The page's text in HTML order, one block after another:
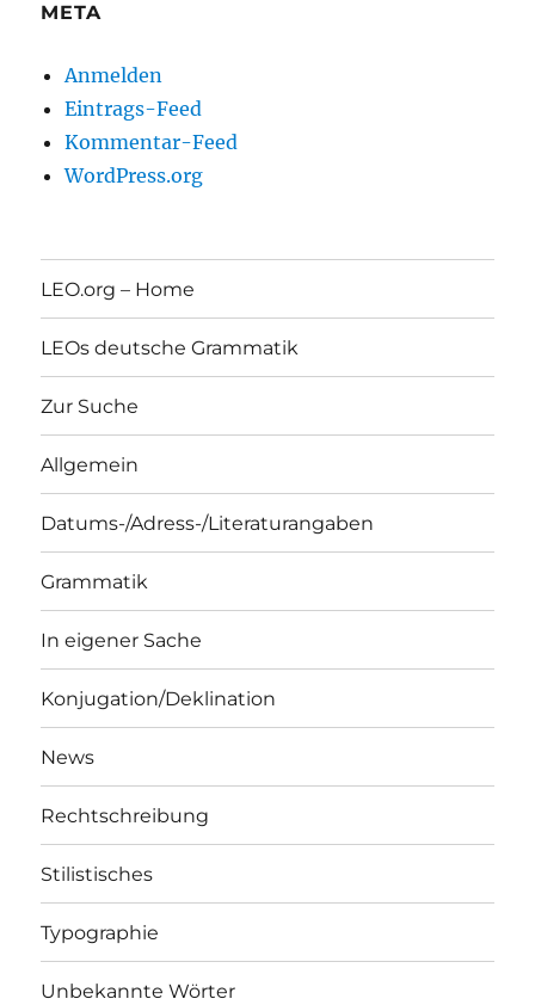
META
Anmelden
Eintrags-Feed
Kommentar-Feed
WordPress.org
LEO.org – Home
LEOs deutsche Grammatik
Zur Suche
Allgemein
Datums-/Adress-/Literaturangaben
Grammatik
In eigener Sache
Konjugation/Deklination
News
Rechtschreibung
Stilistisches
Typographie
Unbekannte Wörter